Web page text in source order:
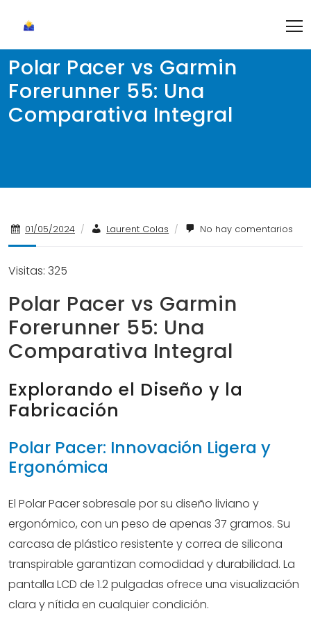
content
Polar Pacer vs Garmin
Forerunner 55: Una
Comparativa Integral
01/05/2024 / Laurent Colas / No hay comentarios
Visitas: 325
Polar Pacer vs Garmin
Forerunner 55: Una
Comparativa Integral
Explorando el Diseño y la
Fabricación
Polar Pacer: Innovación Ligera y
Ergonómica
El Polar Pacer sobresale por su diseño liviano y
ergonómico, con un peso de apenas 37 gramos. Su
carcasa de plástico resistente y correa de silicona
transpirable garantizan comodidad y durabilidad. La
pantalla LCD de 1.2 pulgadas ofrece una visualización
clara y nítida en cualquier condición.